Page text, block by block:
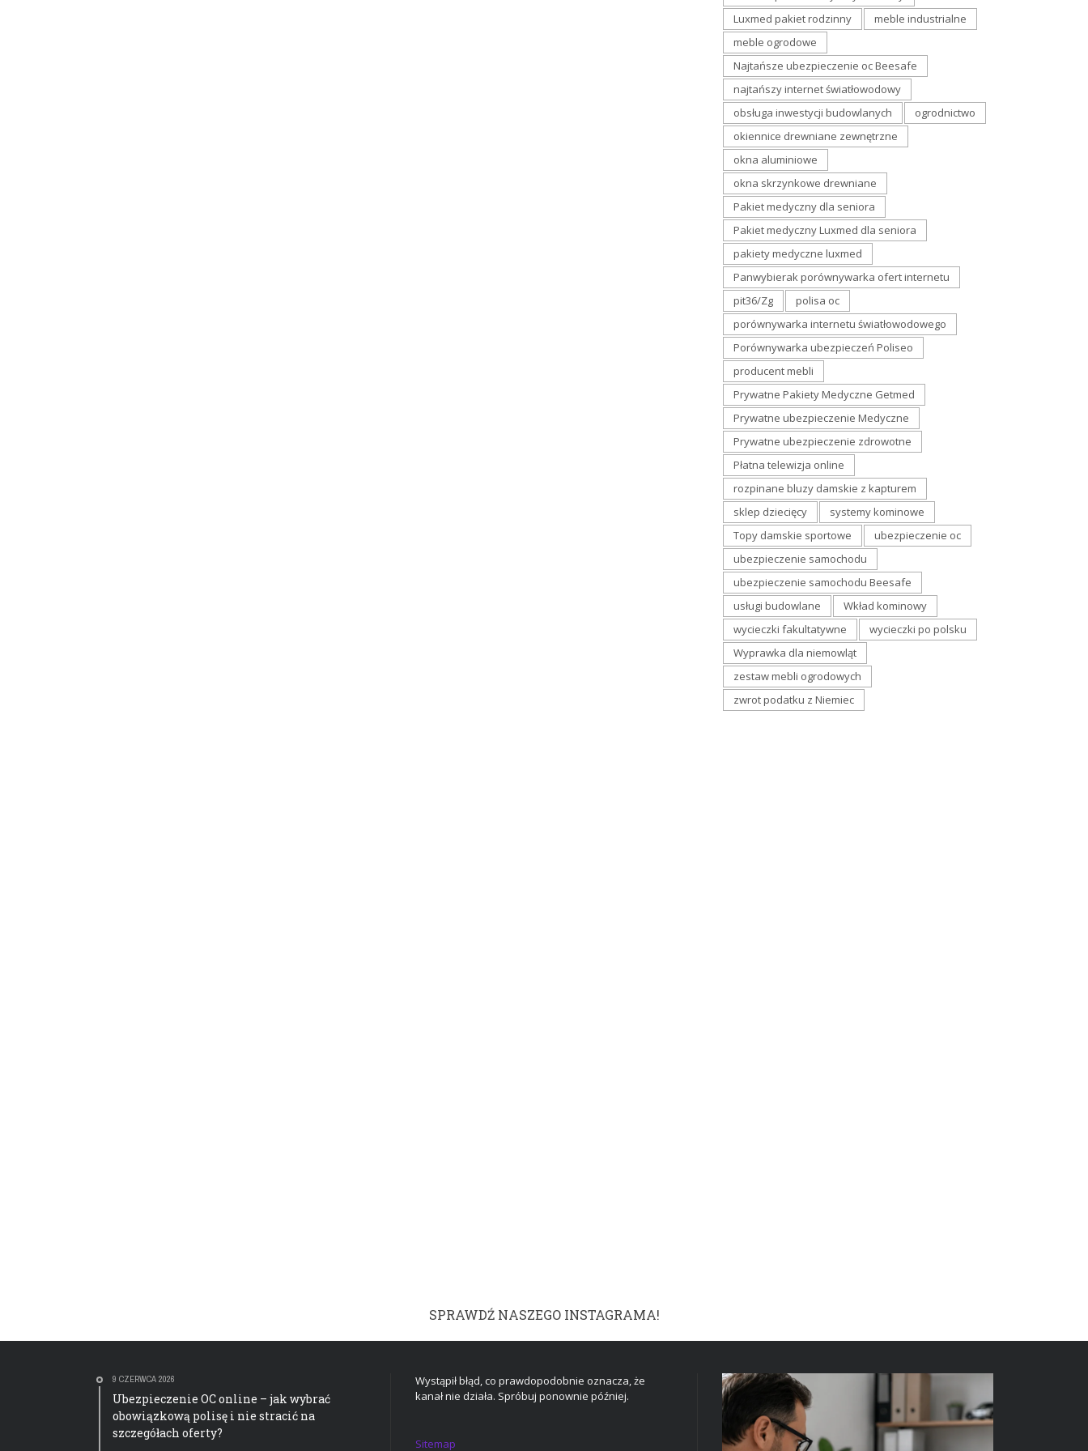
Luxmed pakiet rodzinny
meble industrialne
meble ogrodowe
Najtańsze ubezpieczenie oc Beesafe
najtańszy internet światłowodowy
obsługa inwestycji budowlanych
ogrodnictwo
okiennice drewniane zewnętrzne
okna aluminiowe
okna skrzynkowe drewniane
Pakiet medyczny dla seniora
Pakiet medyczny Luxmed dla seniora
pakiety medyczne luxmed
Panwybierak porównywarka ofert internetu
pit36/Zg
polisa oc
porównywarka internetu światłowodowego
Porównywarka ubezpieczeń Poliseo
producent mebli
Prywatne Pakiety Medyczne Getmed
Prywatne ubezpieczenie Medyczne
Prywatne ubezpieczenie zdrowotne
Płatna telewizja online
rozpinane bluzy damskie z kapturem
sklep dziecięcy
systemy kominowe
Topy damskie sportowe
ubezpieczenie oc
ubezpieczenie samochodu
ubezpieczenie samochodu Beesafe
usługi budowlane
Wkład kominowy
wycieczki fakultatywne
wycieczki po polsku
Wyprawka dla niemowląt
zestaw mebli ogrodowych
zwrot podatku z Niemiec
SPRAWDŹ NASZEGO INSTAGRAMA!
9 CZERWCA 2026
Ubezpieczenie OC online – jak wybrać
obowiązkową polisę i nie stracić na
szczegółach oferty?
Wystąpił błąd, co prawdopodobnie oznacza, że
kanał nie działa. Spróbuj ponownie później.
Sitemap